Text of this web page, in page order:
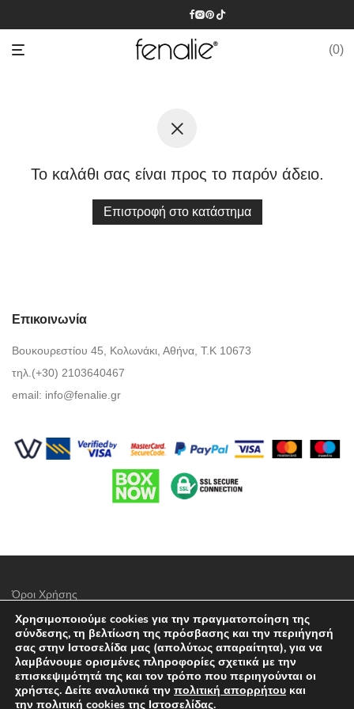
0
Το καλάθι σας είναι προς το παρόν άδειο.
Επιστροφή στο κατάστημα
Επικοινωνία
Βουκουρεστίου 45, Κολωνάκι, Αθήνα, Τ.Κ 10673
τηλ.(+30) 2103640467
email: info@fenalie.gr
Όροι Χρήσης
Πολιτική προστασίας απορρήτου
Τρόποι Πληρωμής
Επιλογές Αποστολών
Χρησιμοποιούμε cookies για την πραγματοποίηση της
σύνδεσης, τη βελτίωση της πρόσβασης και την περιήγησή
σας στην Ιστοσελίδα μας (απολύτως απαραίτητα), για να
λαμβάνουμε ορισμένες πληροφορίες σχετικά με την
επισκεψιμότητά της και τον τρόπο που περιηγούνται οι
χρήστες. Δείτε αναλυτικά την πολιτική απορρήτου και
την πολιτική cookies της Ιστοσελίδας.